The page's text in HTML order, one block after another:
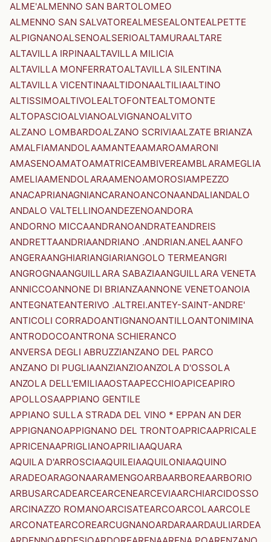
ALME'ALMENNO SAN BARTOLOMEO
ALMENNO SAN SALVATOREALMESEALONTEALPETTE
ALPIGNANOALSENOALSERIOALTAMURAALTARE
ALTAVILLA IRPINAALTAVILLA MILICIA
ALTAVILLA MONFERRATOALTAVILLA SILENTINA
ALTAVILLA VICENTINAALTIDONAALTILIAALTINO
ALTISSIMOALTIVOLEALTOFONTEALTOMONTE
ALTOPASCIOALVIANOALVIGNANOALVITO
ALZANO LOMBARDOALZANO SCRIVIAALZATE BRIANZA
AMALFIAMANDOLAAMANTEAAMAROAMARONI
AMASENOAMATOAMATRICEAMBIVEREAMBLARAMEGLIA
AMELIAAMENDOLARAAMENOAMOROSIAMPEZZO
ANACAPRIANAGNIANCARANOANCONAANDALIANDALO
ANDALO VALTELLINOANDEZENOANDORA
ANDORNO MICCAANDRANOANDRATEANDREIS
ANDRETTAANDRIAANDRIANO .ANDRIAN.ANELAANFO
ANGERAANGHIARIANGIARIANGOLO TERMEANGRI
ANGROGNAANGUILLARA SABAZIAANGUILLARA VENETA
ANNICCOANNONE DI BRIANZAANNONE VENETOANOIA
ANTEGNATEANTERIVO .ALTREI.ANTEY-SAINT-ANDRE'
ANTICOLI CORRADOANTIGNANOANTILLOANTONIMINA
ANTRODOCOANTRONA SCHIERANCO
ANVERSA DEGLI ABRUZZIANZANO DEL PARCO
ANZANO DI PUGLIAANZIANZIOANZOLA D'OSSOLA
ANZOLA DELL'EMILIAAOSTAAPECCHIOAPICEAPIRO
APOLLOSAAPPIANO GENTILE
APPIANO SULLA STRADA DEL VINO * EPPAN AN DER
APPIGNANOAPPIGNANO DEL TRONTOAPRICAAPRICALE
APRICENAAPRIGLIANOAPRILIAAQUARA
AQUILA D'ARROSCIAAQUILEIAAQUILONIAAQUINO
ARADEOARAGONAARAMENGOARBAARBOREAARBORIO
ARBUSARCADEARCEARCENEARCEVIAARCHIARCIDOSSO
ARCINAZZO ROMANOARCISATEARCOARCOLAARCOLE
ARCONATEARCOREARCUGNANOARDARAARDAULIARDEA